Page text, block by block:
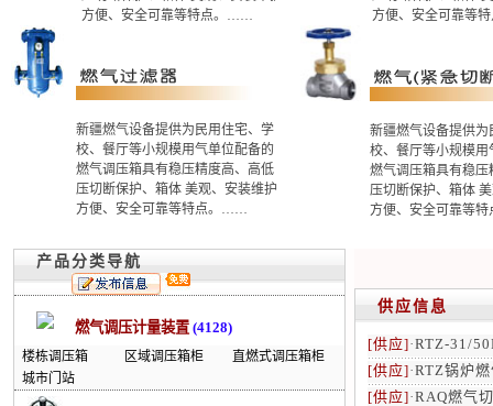
方便、安全可靠等特点。……
方便、安全可靠等
新疆燃气设备提供为民用住宅、学
校、餐厅等小规模用气单位配备的
燃气调压箱具有稳压精度高、高低
压切断保护、箱体 美观、安装维护
方便、安全可靠等特点。……
新疆燃气设备提供为
校、餐厅等小规模用
燃气调压箱具有稳压
压切断保护、箱体
方便、安全可靠等
产品分类导航
燃气调压计量装置 (4128)
楼栋调压箱 区域调压箱柜
直燃式调压箱柜
城市门站
供应信息
[供应]·RTZ-31/
[供应]·RTZ锅炉
[供应]·RAQ燃气